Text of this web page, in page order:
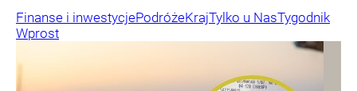
Finanse i inwestycjePodróżeKrajTylko u NasTygodnik
Wprost